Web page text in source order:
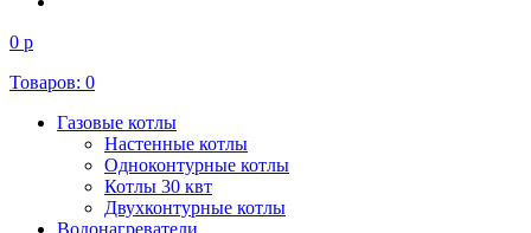
0 р
Товаров: 0
Газовые котлы
Настенные котлы
Одноконтурные котлы
Котлы 30 квт
Двухконтурные котлы
Водонагреватели